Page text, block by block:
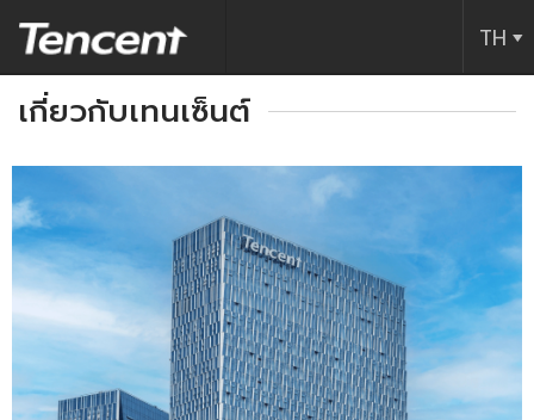
Tencent (Thailand) Company TH
เกี่ยวกับเทนเซ็นต์